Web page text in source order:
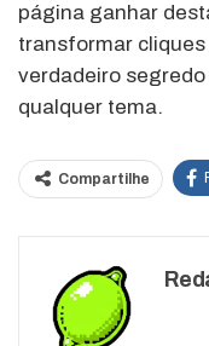
página ganhar
transformar
verdadeiro
qualquer tema.
Compartilhe